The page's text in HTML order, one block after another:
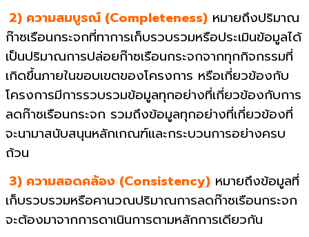
2) ความสมบูรณ์ (Completeness) หมายถึงปริมาณ
ก๊าซเรือนกระจกที่ทาการเก็บรวบรวมหรือประเมินข้อมูลได้
เป็นปริมาณการปล่อยก๊าซเรือนกระจกจากทุกกิจกรรมที่
เกิดขึ้นภายในขอบเขตของโครงการ หรือเกี่ยวข้องกับ
โครงการมีการรวบรวมข้อมูลทุกอย่างที่เกี่ยวข้องกับการ
ลดก๊าซเรือนกระจก รวมถึงข้อมูลทุกอย่างที่เกี่ยวข้องที่
จะนามาสนับสนุนหลักเกณฑ์และกระบวนการอย่างครบ
ถ้วน
3) ความสอดคล้อง (Consistency) หมายถึงข้อมูลที่
เก็บรวบรวมหรือคานวณปริมาณการลดก๊าซเรือนกระจก
จะต้องมาจากการดาเนินการตามหลักการเดียวกัน